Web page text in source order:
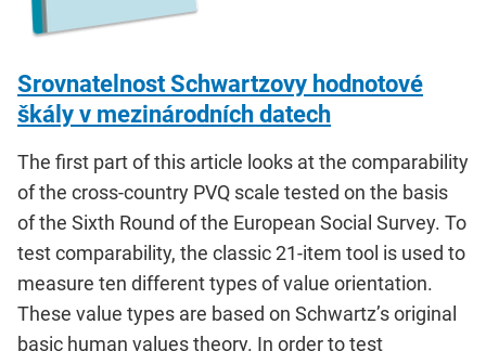
Srovnatelnost Schwartzovy hodnotové
škály v mezinárodních datech
The first part of this article looks at the comparability
of the cross-country PVQ scale tested on the basis
of the Sixth Round of the European Social Survey. To
test comparability, the classic 21-item tool is used to
measure ten different types of value orientation.
These value types are based on Schwartz’s original
basic human values theory. In order to test